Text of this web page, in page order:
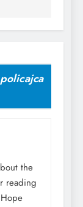
the
reading